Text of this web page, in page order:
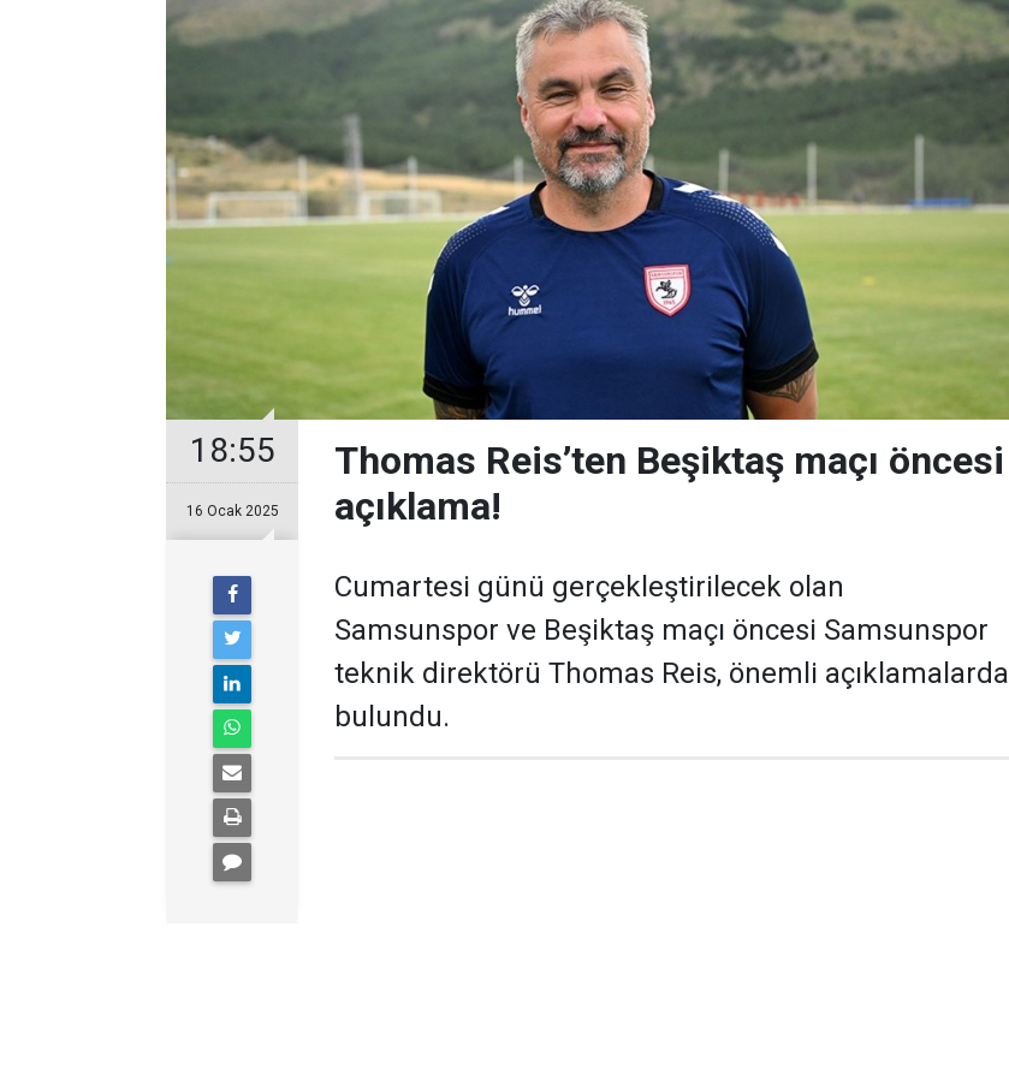
18:55
16 Ocak 2025
Thomas Reis’ten Beşiktaş maçı öncesi
açıklama!
Cumartesi günü gerçekleştirilecek olan
Samsunspor ve Beşiktaş maçı öncesi Samsunspor
teknik direktörü Thomas Reis, önemli açıklamalarda
bulundu.